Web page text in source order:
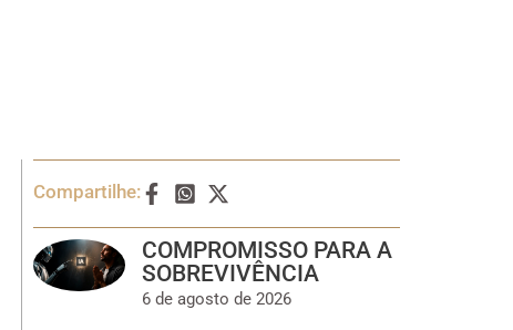
Compartilhe:
COMPROMISSO PARA A
SOBREVIVÊNCIA
6 de agosto de 2026